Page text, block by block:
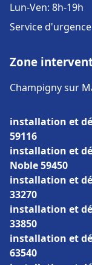
Lun-Ven: 8h-19h
Service
Zone
Champigny sur
installation et
59116
installation et
Noble 59450
installation et
33270
installation et
33850
installation et
63540